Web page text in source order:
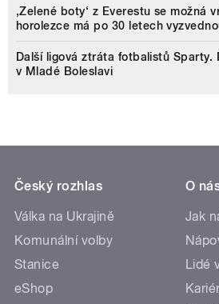
‚Zelené boty‘ z Everestu se možná
horolezce má po 30 letech
Další ligová ztráta fotbalistů Sparty.
v Mladé Boleslavi
Český rozhlas
Válka na Ukrajině
Komunální volby
Stanice
eShop
O
Jak
Lidé